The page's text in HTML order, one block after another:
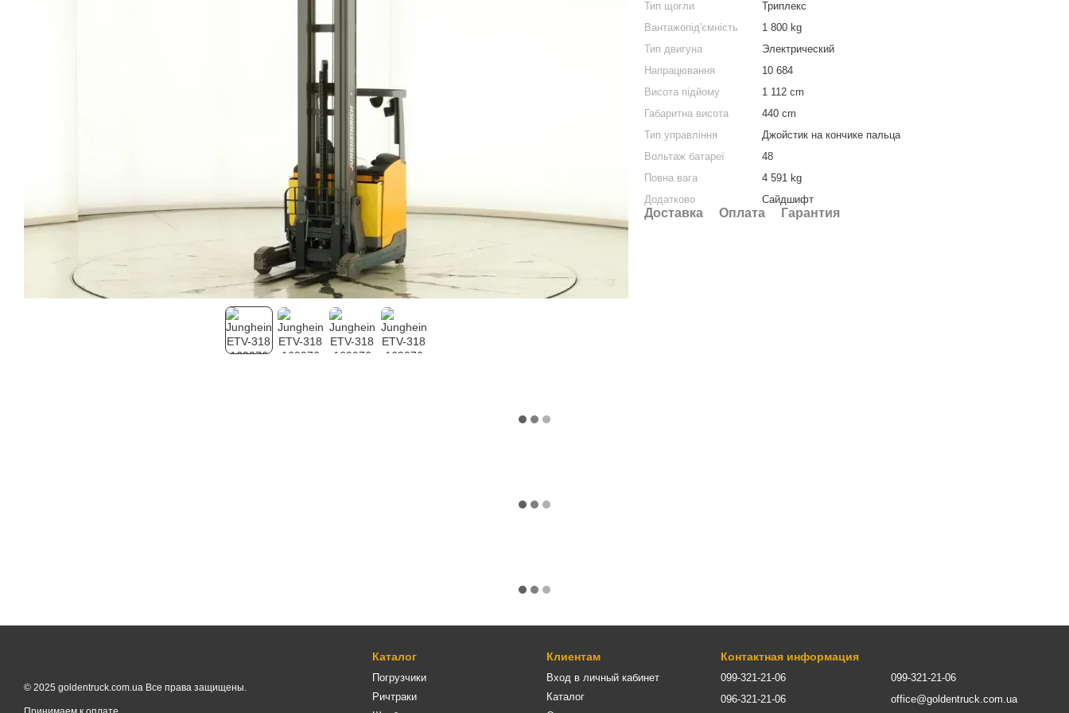
Тип щогли
Триплекс
Вантажопід'ємність
1 800 kg
Тип двигуна
Электрический
Напрацювання
10 684
Висота підйому
1 112 cm
Габаритна висота
440 cm
Тип управління
Джойстик на кончике пальца
Вольтаж батареї
48
Повна вага
4 591 kg
Додатково
Сайдшифт
Доставка Оплата Гарантия
© 2025 goldentruck.com.ua Все права защищены.
Каталог
Погрузчики
Ричтраки
Клиентам
Вход в личный кабинет
Каталог
Контактная информация
099-321-21-06
096-321-21-06
099-321-21-06
office@goldentruck.com.ua